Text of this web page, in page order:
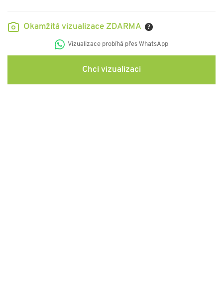
Okamžitá vizualizace ZDARMA ?
Vizualizace probíhá přes WhatsApp
Chci vizualizaci